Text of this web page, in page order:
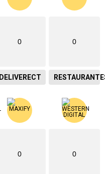
0
DELIVERECT
0
0 0